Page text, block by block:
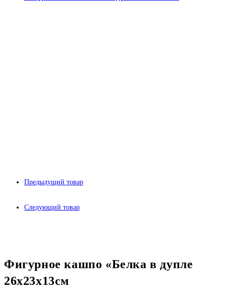
Предыдущий товар
Следующий товар
Фигурное кашпо «Белка в дупле
26х23х13см